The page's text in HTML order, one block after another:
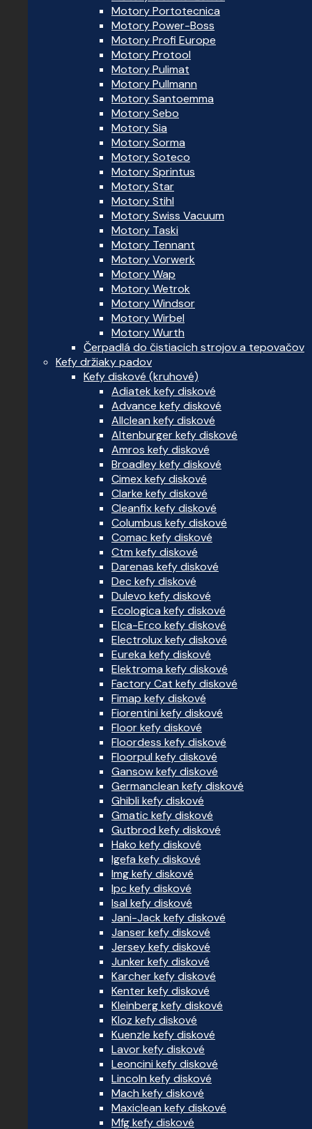
Motory Portotecnica
Motory Power-Boss
Motory Profi Europe
Motory Protool
Motory Pulimat
Motory Pullmann
Motory Santoemma
Motory Sebo
Motory Sia
Motory Sorma
Motory Soteco
Motory Sprintus
Motory Star
Motory Stihl
Motory Swiss Vacuum
Motory Taski
Motory Tennant
Motory Vorwerk
Motory Wap
Motory Wetrok
Motory Windsor
Motory Wirbel
Motory Wurth
Čerpadlá do čistiacich strojov a tepovačov
Kefy držiaky padov
Kefy diskové (kruhové)
Adiatek kefy diskové
Advance kefy diskové
Allclean kefy diskové
Altenburger kefy diskové
Amros kefy diskové
Broadley kefy diskové
Cimex kefy diskové
Clarke kefy diskové
Cleanfix kefy diskové
Columbus kefy diskové
Comac kefy diskové
Ctm kefy diskové
Darenas kefy diskové
Dec kefy diskové
Dulevo kefy diskové
Ecologica kefy diskové
Elca-Erco kefy diskové
Electrolux kefy diskové
Eureka kefy diskové
Elektroma kefy diskové
Factory Cat kefy diskové
Fimap kefy diskové
Fiorentini kefy diskové
Floor kefy diskové
Floordess kefy diskové
Floorpul kefy diskové
Gansow kefy diskové
Germanclean kefy diskové
Ghibli kefy diskové
Gmatic kefy diskové
Gutbrod kefy diskové
Hako kefy diskové
Igefa kefy diskové
Img kefy diskové
Ipc kefy diskové
Isal kefy diskové
Jani-Jack kefy diskové
Janser kefy diskové
Jersey kefy diskové
Junker kefy diskové
Karcher kefy diskové
Kenter kefy diskové
Kleinberg kefy diskové
Kloz kefy diskové
Kuenzle kefy diskové
Lavor kefy diskové
Leoncini kefy diskové
Lincoln kefy diskové
Mach kefy diskové
Maxiclean kefy diskové
Mfg kefy diskové